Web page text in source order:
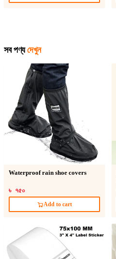
সব পণ্য দেখুন
Waterproof rain shoe covers
৳ ৭৫০
Add to cart